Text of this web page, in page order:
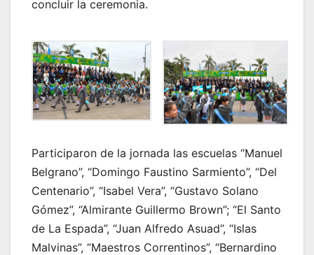
concluir la ceremonia.
Participaron de la jornada las escuelas “Manuel
Belgrano”, “Domingo Faustino Sarmiento”, “Del
Centenario”, “Isabel Vera”, “Gustavo Solano
Gómez”, “Almirante Guillermo Brown”; “El Santo
de La Espada”, “Juan Alfredo Asuad”, “Islas
Malvinas”, “Maestros Correntinos”, “Bernardino